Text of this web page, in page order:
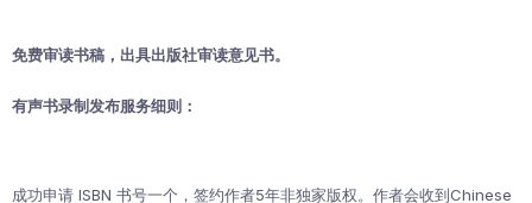
免费审读书稿，出具出版社审读意见书。
有声书录制发布服务细则：
成功申请 ISBN 书号一个，签约作者5年非独家版权。作者会收到Chinese